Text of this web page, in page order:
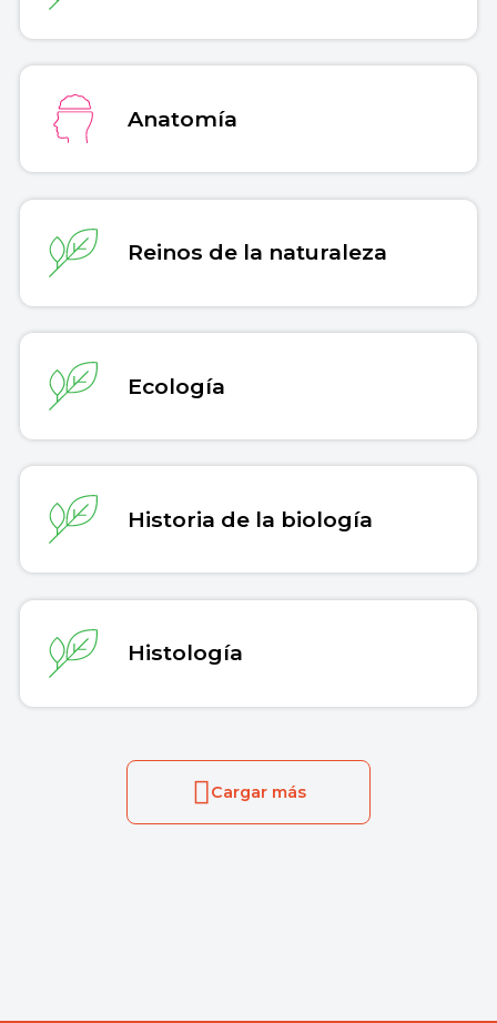
Anatomía
Reinos de la naturaleza
Ecología
Historia de la biología
Histología
Cargar más